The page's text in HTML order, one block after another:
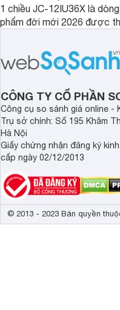
1 chiều JC-12IU36X là
phẩm đời mới 2026 được
sở hữu khả năng làm mát
có giá bán rất hợp lý.
CÔNG TY CỔ PHẦN
Công cụ so sánh giá online -
Trụ sở chính: Số 195 Khâm
Hà Nội
Giấy chứng nhận đăng ký
cấp ngày 02/12/2013
© 2013 - 2023 Bản quyền